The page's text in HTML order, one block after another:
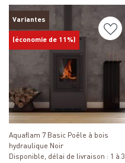
Variantes
(économie de 11%)
Détails
Aquaflam 7 Basic Poêle à bois
hydraulique Noir
Disponible, délai de livraison : 1 à 3